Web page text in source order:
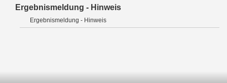
Ergebnismeldung - Hinweis
Ergebnismeldung - Hinweis